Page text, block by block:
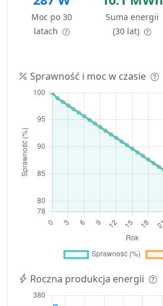
Moc po 30
latach
Suma energii
(30 lat)
Sprawność i moc w czasie
Roczna produkcja energii